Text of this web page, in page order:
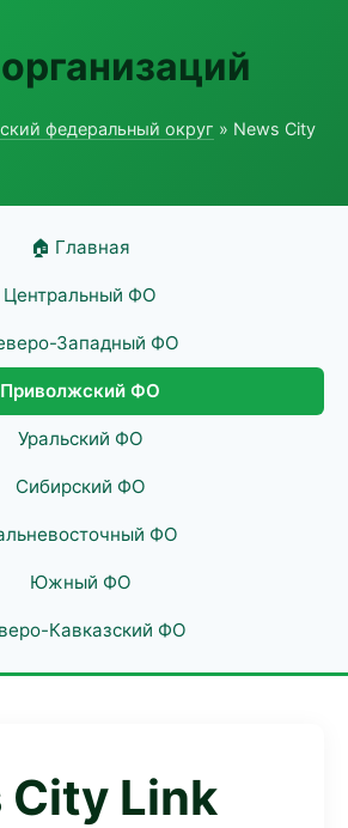
федеральный округ » News City
🏠 Главная
Центральный ФО
Западный ФО
Приволжский ФО
Уральский ФО
Сибирский ФО
ФО
Южный ФО
Кавказский ФО
City Link